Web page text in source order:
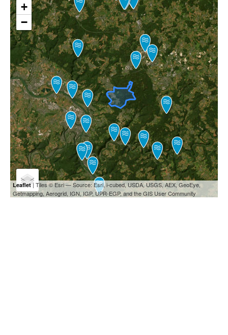
+
−
Leaflet| Tiles © Esri — Source: Esri, i-cubed, USDA, USGS, AEX, GeoEye,
Getmapping, Aerogrid, IGN, IGP, UPR-EGP, and the GIS User Community